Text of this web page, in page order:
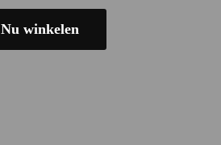
Nu winkelen